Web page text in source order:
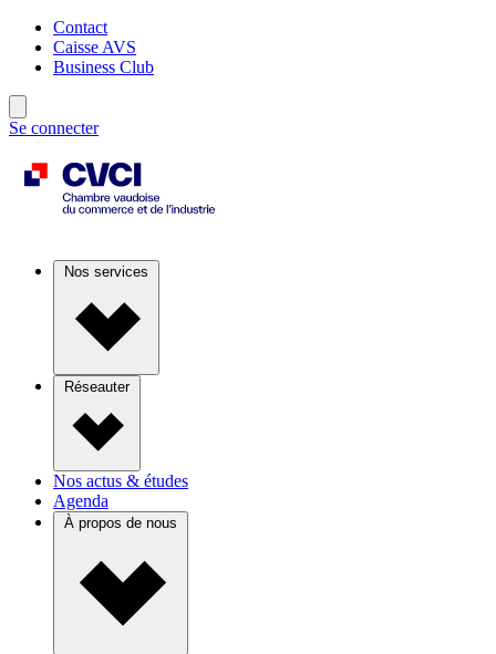
Contact
Caisse AVS
Business Club
Se connecter
Nos services
Réseauter
Nos actus & études
Agenda
À propos de nous